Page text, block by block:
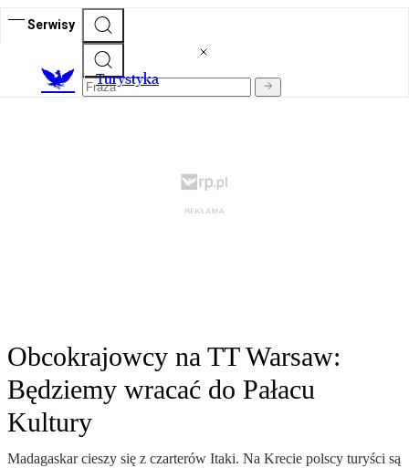
Serwisy
Turystyka
Obcokrajowcy na TT Warsaw:
Będziemy wracać do Pałacu
Kultury
Madagaskar cieszy się z czarterów Itaki. Na Krecie polscy turyści są